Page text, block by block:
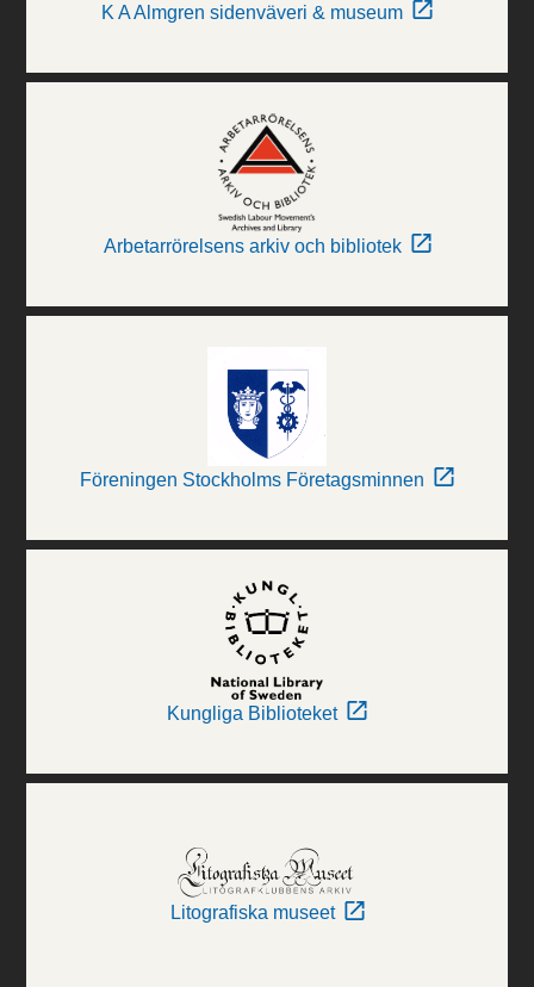
K A Almgren sidenväveri & museum
Arbetarrörelsens arkiv och bibliotek
Föreningen Stockholms Företagsminnen
Kungliga Biblioteket
Litografiska museet